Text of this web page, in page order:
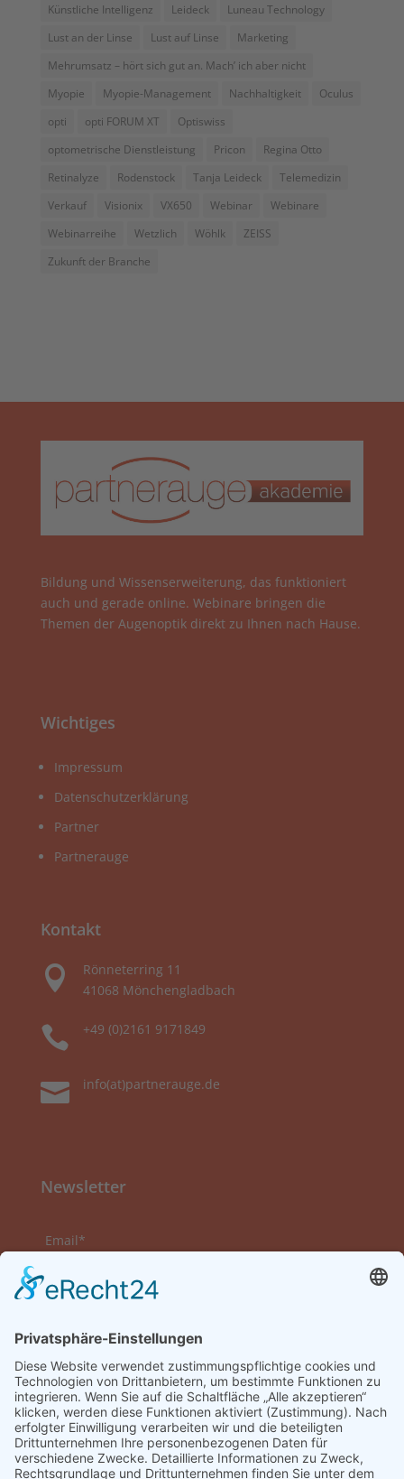
Künstliche Intelligenz
Leideck
Luneau Technology
Lust an der Linse
Lust auf Linse
Marketing
Mehrumsatz – hört sich gut an. Mach’ ich aber nicht
Myopie
Myopie-Management Nachhaltigkeit
Oculus
opti
opti FORUM XT
Optiswiss
optometrische Dienstleistung
Pricon
Regina Otto
Retinalyze
Rodenstock Tanja Leideck
Telemedizin
Verkauf
Visionix VX650 Webinar
Webinare
Webinarreihe
Wetzlich Wöhlk
ZEISS
Zukunft der Branche
Bildung und Wissenserweiterung, das funktioniert
auch und gerade online. Webinare bringen die
Themen der Augenoptik direkt zu Ihnen nach Hause.
Wichtiges
Impressum
Datenschutzerklärung
Partner
Partnerauge
Kontakt

Rönneterring 11
41068 Mönchengladbach
 +49 (0)2161 9171849
 info(at)partnerauge.de
Newsletter
Email*
Nachname
Datenschutzerklärung zur Kenntnis genommen
und akzeptiert.